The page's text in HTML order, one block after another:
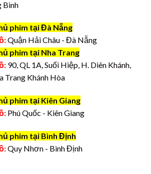
Bình
phim tại Đà Nẵng
Quận Hải Châu - Đà Nẵng
phim tại Nha Trang
90, QL 1A, Suối Hiệp, H. Diên Khánh,
Trang Khánh Hòa
phim tại Kiên Giang
Phú Quốc - Kiên Giang
phim tại Bình Định
Quy Nhơn - Bình Định